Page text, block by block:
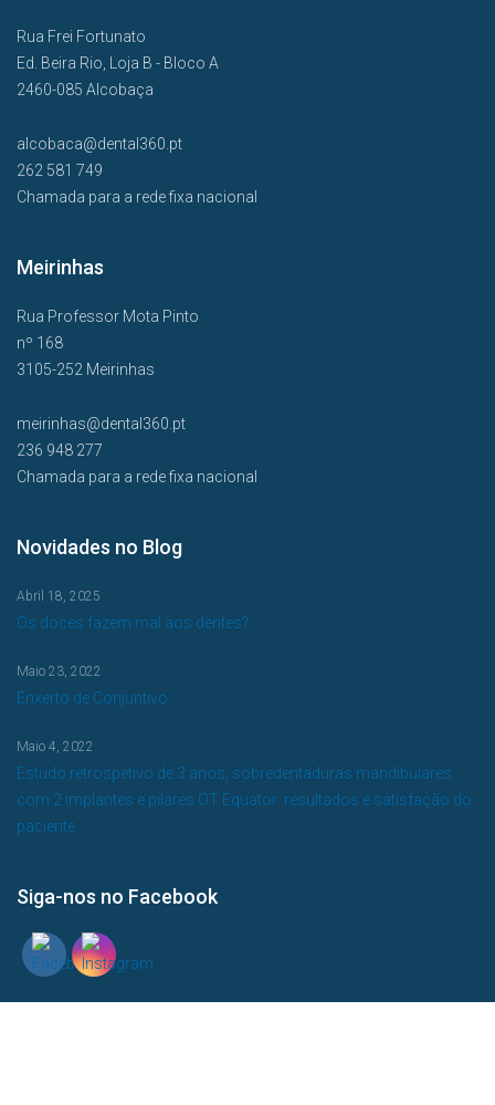
Rua Frei Fortunato
Ed. Beira Rio, Loja B - Bloco A
2460-085 Alcobaça
alcobaca@dental360.pt
262 581 749
Chamada para a rede fixa nacional
Meirinhas
Rua Professor Mota Pinto
nº 168
3105-252 Meirinhas
meirinhas@dental360.pt
236 948 277
Chamada para a rede fixa nacional
Novidades no Blog
Os doces fazem mal aos dentes?
Abril 18, 2025
Enxerto de Conjuntivo
Maio 23, 2022
Estudo retrospetivo de 3 anos, sobredentaduras mandibulares
com 2 implantes e pilares OT Equator: resultados e satisfação do
paciente
Maio 4, 2022
Siga-nos no Facebook